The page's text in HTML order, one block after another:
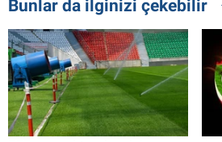
Bunlar da ilginizi çekebilir